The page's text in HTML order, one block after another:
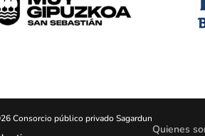
Consorcio público privado Sagardun
Quienes